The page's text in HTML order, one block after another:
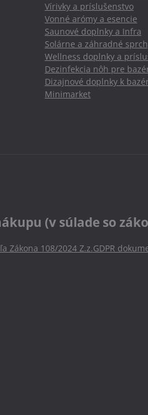
Vírivky a príslušenstvo
Vonné arómy a esencie
Saunové doplnky a Infra
Solárne a záhradné
Wellness doplnky a
Dezinfekcia nôh pre
Dizajnové doplnky k
Minimarket
(v súlade so
Zákona 108/2024 Z.z.GDPR